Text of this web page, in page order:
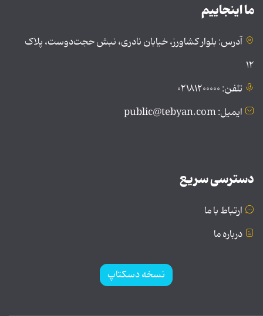
ما اینجاییم
آدرس: بلوار کشاورز، خیابان نادری، نبش حجت‌دوست، پلاک
۱۲
تلفن: ۰۲۱۸۱۲۰۰۰۰۰
ایمیل: public@tebyan.com
دسترسی سریع
ارتباط با ما
درباره ما
نسخه دسکتاپ